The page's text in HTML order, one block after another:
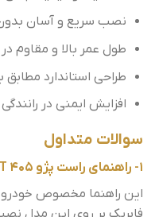
نصب سریع و آسان بدون
طول عمر بالا و مقاوم
طراحی استاندارد مطابق با
افزایش ایمنی در رانندگی
سوالات متداول
1- راهنمای راست پژو 405 SNT با چه مدل هایی سازگار است؟
فابریک بر روی این مدل